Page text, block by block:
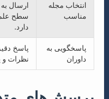
انتخاب مجله
مناسب
ارسال
سطح
دارد.
پاسخگویی به
داوران
پاسخ
نظرات و